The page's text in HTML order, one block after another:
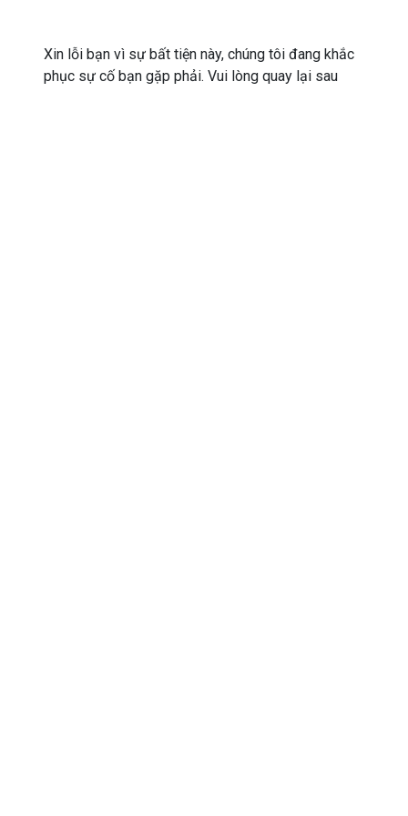
Xin lỗi bạn vì sự bất tiện này, chúng tôi đang khắc
phục sự cố bạn gặp phải. Vui lòng quay lại sau